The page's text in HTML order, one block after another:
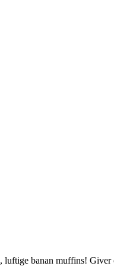
luftige banan muffins!